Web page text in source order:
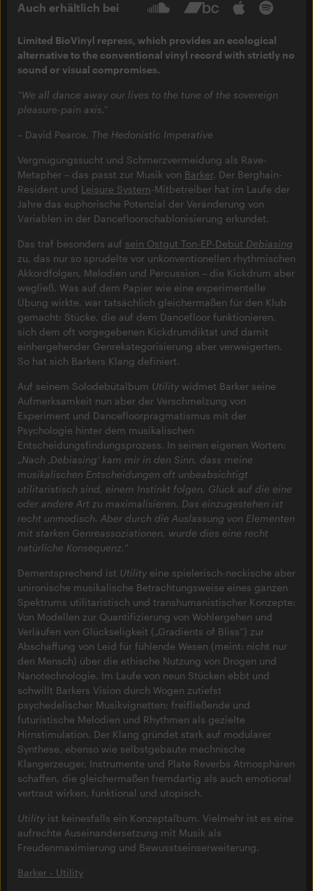
Auch erhältlich bei
Limited BioVinyl repress, which provides an ecological
alternative to the conventional vinyl record with strictly no
sound or visual compromises.
“We all dance away our lives to the tune of the sovereign
pleasure-pain axis.”
– David Pearce, The Hedonistic Imperative
Vergnügungssucht und Schmerzvermeidung als Rave-
Metapher – das passt zur Musik von Barker. Der Berghain-
Resident und Leisure System-Mitbetreiber hat im Laufe der
Jahre das euphorische Potenzial der Veränderung von
Variablen in der Dancefloorschablonisierung erkundet.
Das traf besonders auf sein Ostgut Ton-EP-Debüt Debiasing
zu, das nur so sprudelte vor unkonventionellen rhythmischen
Akkordfolgen, Melodien und Percussion – die Kickdrum aber
wegließ. Was auf dem Papier wie eine experimentelle
Übung wirkte, war tatsächlich gleichermaßen für den Klub
gemacht: Stücke, die auf dem Dancefloor funktionieren,
sich dem oft vorgegebenen Kickdrumdiktat und damit
einhergehender Genrekategorisierung aber verweigerten.
So hat sich Barkers Klang definiert.
Auf seinem Solodebütalbum Utility widmet Barker seine
Aufmerksamkeit nun aber der Verschmelzung von
Experiment und Dancefloorpragmatismus mit der
Psychologie hinter dem musikalischen
Entscheidungsfindungsprozess. In seinen eigenen Worten:
„Nach ‚Debiasing‘ kam mir in den Sinn, dass meine
musikalischen Entscheidungen oft unbeabsichtigt
utilitaristisch sind, einem Instinkt folgen, Glück auf die eine
oder andere Art zu maximalisieren. Das einzugestehen ist
recht unmodisch. Aber durch die Auslassung von Elementen
mit starken Genreassoziationen, wurde dies eine recht
natürliche Konsequenz.“
Dementsprechend ist Utility eine spielerisch-neckische aber
unironische musikalische Betrachtungsweise eines ganzen
Spektrums utilitaristisch und transhumanistischer Konzepte:
Von Modellen zur Quantifizierung von Wohlergehen und
Verläufen von Glückseligkeit („Gradients of Bliss“) zur
Abschaffung von Leid für fühlende Wesen (meint: nicht nur
den Mensch) über die ethische Nutzung von Drogen und
Nanotechnologie. Im Laufe von neun Stücken ebbt und
schwillt Barkers Vision durch Wogen zutiefst
psychedelischer Musikvignetten; freifließende und
futuristische Melodien und Rhythmen als gezielte
Hirnstimulation. Der Klang gründet stark auf modularer
Synthese, ebenso wie selbstgebaute mechnische
Klangerzeuger, Instrumente und Plate Reverbs Atmosphären
schaffen, die gleichermaßen fremdartig als auch emotional
vertraut wirken, funktional und utopisch.
Utility ist keinesfalls ein Konzeptalbum. Vielmehr ist es eine
aufrechte Auseinandersetzung mit Musik als
Freudenmaximierung und Bewusstseinserweiterung.
Barker - Utility